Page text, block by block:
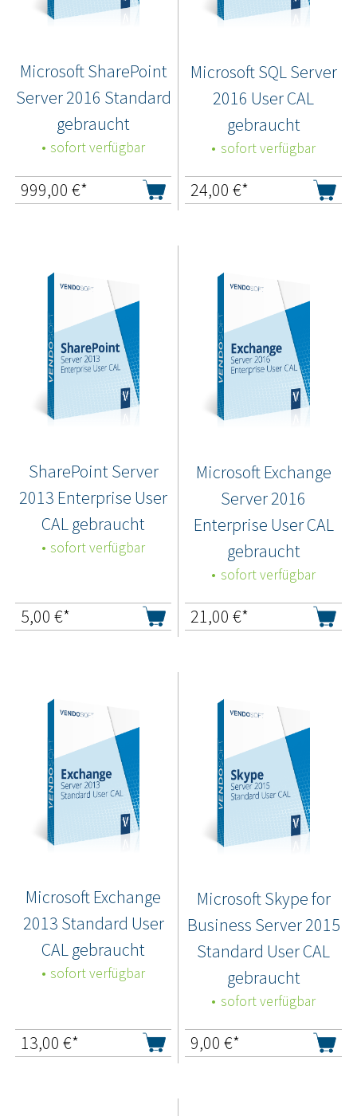
Microsoft SharePoint
Server 2016 Standard
gebraucht
sofort verfügbar
999,00 €*
Microsoft SQL Server
2016 User CAL
gebraucht
sofort verfügbar
24,00 €*
SharePoint Server
2013 Enterprise User
CAL gebraucht
sofort verfügbar
5,00 €*
Microsoft Exchange
Server 2016
Enterprise User CAL
gebraucht
sofort verfügbar
21,00 €*
Microsoft Exchange
2013 Standard User
CAL gebraucht
sofort verfügbar
13,00 €*
Microsoft Skype for
Business Server 2015
Standard User CAL
gebraucht
sofort verfügbar
9,00 €*